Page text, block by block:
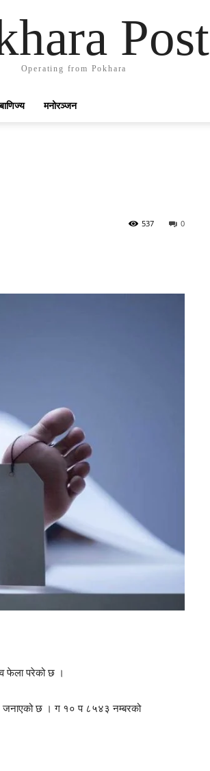
Post
Operating from Pokhara
मनोरञ्जन
0
537
फेला परेको छ ।
जनाएको छ । ग १० प ८५४३ नम्बरको